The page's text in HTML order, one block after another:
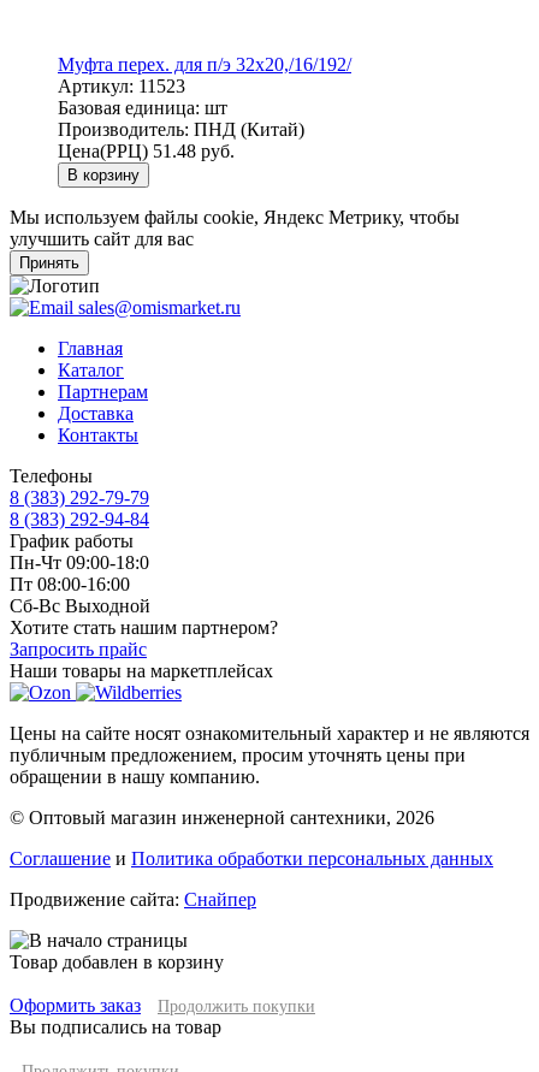
Муфта перех. для п/э 32х20,/16/192/
Артикул: 11523
Базовая единица: шт
Производитель: ПНД (Китай)
Цена(РРЦ) 51.48 руб.
В корзину
Мы используем файлы cookie, Яндекс Метрику, чтобы
улучшить сайт для вас
Принять
sales@omismarket.ru
Главная
Каталог
Партнерам
Доставка
Контакты
Телефоны
8 (383) 292-79-79
8 (383) 292-94-84
График работы
Пн-Чт 09:00-18:0
Пт 08:00-16:00
Сб-Вс Выходной
Хотите стать нашим партнером?
Запросить прайс
Наши товары на маркетплейсах
Цены на сайте носят ознакомительный характер и не являются
публичным предложением, просим уточнять цены при
обращении в нашу компанию.
© Оптовый магазин инженерной сантехники, 2026
Соглашение и Политика обработки персональных данных
Продвижение сайта: Снайпер
Товар добавлен в корзину
Оформить заказ Продолжить покупки
Вы подписались на товар